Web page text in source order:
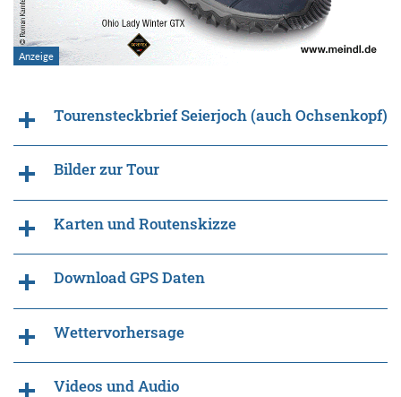
Tourensteckbrief Seierjoch (auch Ochsenkopf)
Bilder zur Tour
Karten und Routenskizze
Download GPS Daten
Wettervorhersage
Videos und Audio